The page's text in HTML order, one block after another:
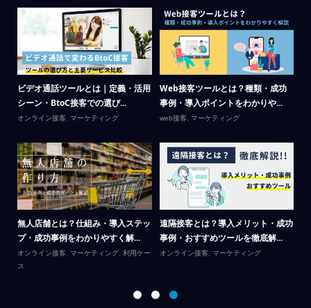
ビデオ通話ツールとは｜定義・活用
シーン・BtoC接客での選び...
オンライン接客 マーケティング
Web接客ツールとは？種類・成功
事例・導入ポイントをわかりや...
web接客 マーケティング
無人店舗とは？仕組み・導入ステッ
プ・成功事例をわかりやすく解...
オンライン接客 マーケティング, 利用ケー
ス
遠隔接客とは？導入メリット・成功
事例・おすすめツールを徹底解...
オンライン接客 マーケティング